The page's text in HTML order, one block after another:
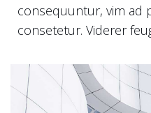
consequuntur, vim ad
consetetur. Viderer